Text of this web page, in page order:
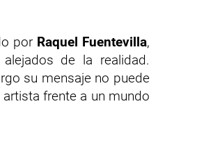
por Raquel Fuentevilla,
de la realidad.
su mensaje no puede
frente a un mundo